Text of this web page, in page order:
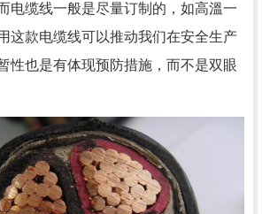
电缆线一般是尽量订制的，如高溫一
这款电缆线可以推动我们在安全生产
性也是有体现预防措施，而不是双眼